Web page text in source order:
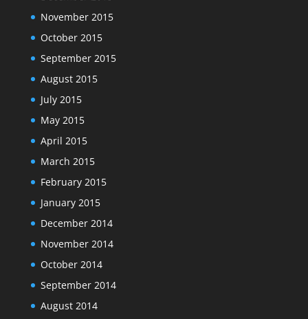
November 2015
October 2015
September 2015
August 2015
July 2015
May 2015
April 2015
March 2015
February 2015
January 2015
December 2014
November 2014
October 2014
September 2014
August 2014